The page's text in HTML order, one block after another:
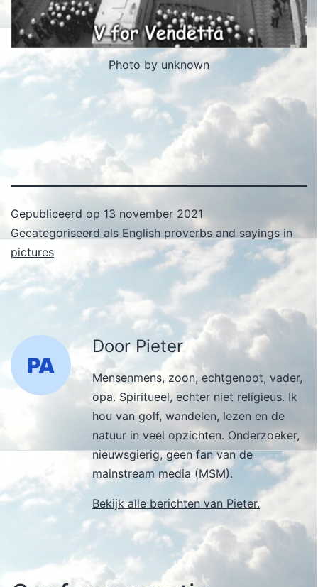
Photo by unknown
Gepubliceerd op 13 november 2021
Gecategoriseerd als English proverbs and sayings in
pictures
Door Pieter
Mensenmens, zoon, echtgenoot, vader,
opa. Spiritueel, echter niet religieus. Ik
hou van golf, wandelen, lezen en de
natuur in veel opzichten. Onderzoeker,
nieuwsgierig, geen fan van de
mainstream media (MSM).
Bekijk alle berichten van Pieter.